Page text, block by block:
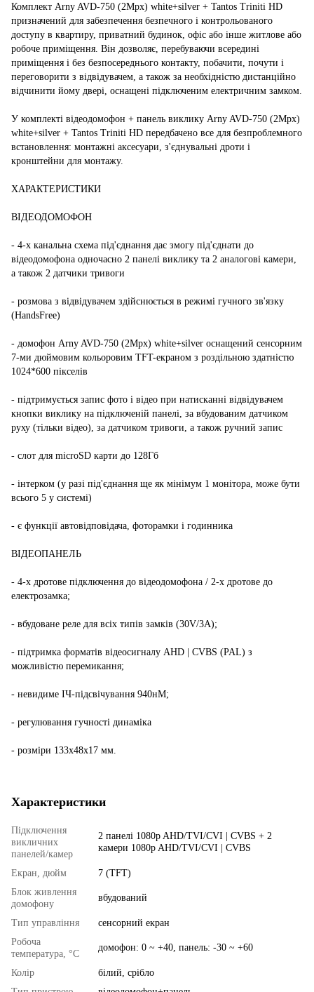
Комплект Arny AVD-750 (2Mpx) white+silver + Tantos Triniti HD
призначений для забезпечення безпечного і контрольованого
доступу в квартиру, приватний будинок, офіс або інше житлове або
робоче приміщення. Він дозволяє, перебуваючи всередині
приміщення і без безпосереднього контакту, побачити, почути і
переговорити з відвідувачем, а також за необхідністю дистанційно
відчинити йому двері, оснащені підключеним електричним замком.
У комплекті відеодомофон + панель виклику Arny AVD-750 (2Mpx)
white+silver + Tantos Triniti HD передбачено все для безпроблемного
встановлення: монтажні аксесуари, з'єднувальні дроти і
кронштейни для монтажу.
ХАРАКТЕРИСТИКИ
ВІДЕОДОМОФОН
- 4-х канальна схема під'єднання дає змогу під'єднати до
відеодомофона одночасно 2 панелі виклику та 2 аналогові камери,
а також 2 датчики тривоги
- розмова з відвідувачем здійснюється в режимі гучного зв'язку
(HandsFree)
- домофон Arny AVD-750 (2Mpx) white+silver оснащений сенсорним
7-ми дюймовим кольоровим TFT-екраном з роздільною здатністю
1024*600 пікселів
- підтримується запис фото і відео при натисканні відвідувачем
кнопки виклику на підключеній панелі, за вбудованим датчиком
руху (тільки відео), за датчиком тривоги, а також ручний запис
- слот для microSD карти до 128Гб
- інтерком (у разі під'єднання ще як мінімум 1 монітора, може бути
всього 5 у системі)
- є функції автовідповідача, фоторамки і годинника
ВІДЕОПАНЕЛЬ
- 4-х дротове підключення до відеодомофона / 2-х дротове до
електрозамка;
- вбудоване реле для всіх типів замків (30V/3A);
- підтримка форматів відеосигналу AHD | CVBS (PAL) з
можливістю перемикання;
- невидиме ІЧ-підсвічування 940нМ;
- регулювання гучності динаміка
- розміри 133х48х17 мм.
Характеристики
Підключення
викличних
панелей/камер
2 панелі 1080p AHD/TVI/CVI | CVBS + 2
камери 1080p AHD/TVI/CVI | CVBS
Екран, дюйм
7 (TFT)
Блок живлення
домофону
вбудований
Тип управління
сенсорний екран
Робоча
температура, °C
домофон: 0 ~ +40, панель: -30 ~ +60
Колір
білий, срібло